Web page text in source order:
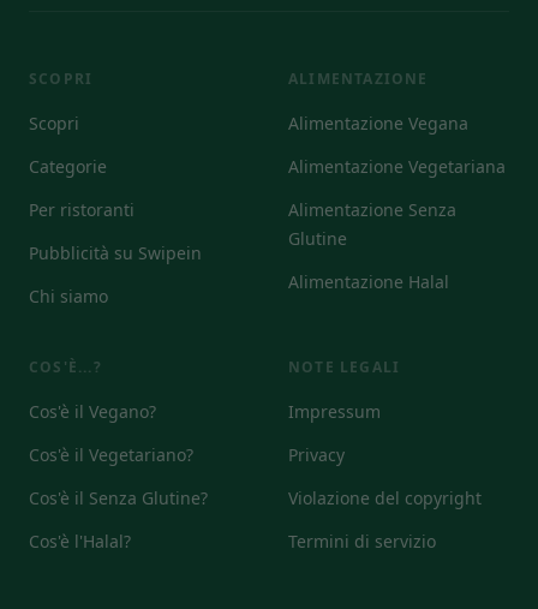
SCOPRI
Scopri
Categorie
Per ristoranti
Pubblicità su Swipein
Chi siamo
ALIMENTAZIONE
Alimentazione Vegana
Alimentazione Vegetariana
Alimentazione Senza
Glutine
Alimentazione Halal
COS'È...?
Cos'è il Vegano?
Cos'è il Vegetariano?
Cos'è il Senza Glutine?
Cos'è l'Halal?
NOTE LEGALI
Impressum
Privacy
Violazione del copyright
Termini di servizio